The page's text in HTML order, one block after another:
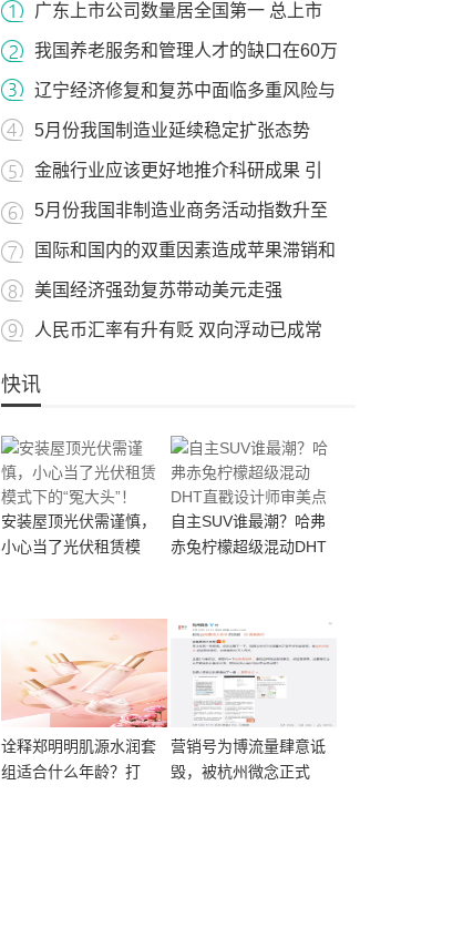
广东上市公司数量居全国第一 总上市
我国养老服务和管理人才的缺口在60万
辽宁经济修复和复苏中面临多重风险与
5月份我国制造业延续稳定扩张态势
金融行业应该更好地推介科研成果 引
5月份我国非制造业商务活动指数升至
国际和国内的双重因素造成苹果滞销和
美国经济强劲复苏带动美元走强
人民币汇率有升有贬 双向浮动已成常
快讯
安装屋顶光伏需谨慎，
小心当了光伏租赁模
自主SUV谁最潮？哈弗
赤兔柠檬超级混动DHT
诠释郑明明肌源水润套
组适合什么年龄？打
营销号为博流量肆意诋
毁，被杭州微念正式